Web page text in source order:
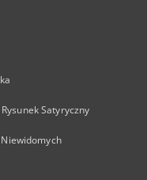
Satyryczny